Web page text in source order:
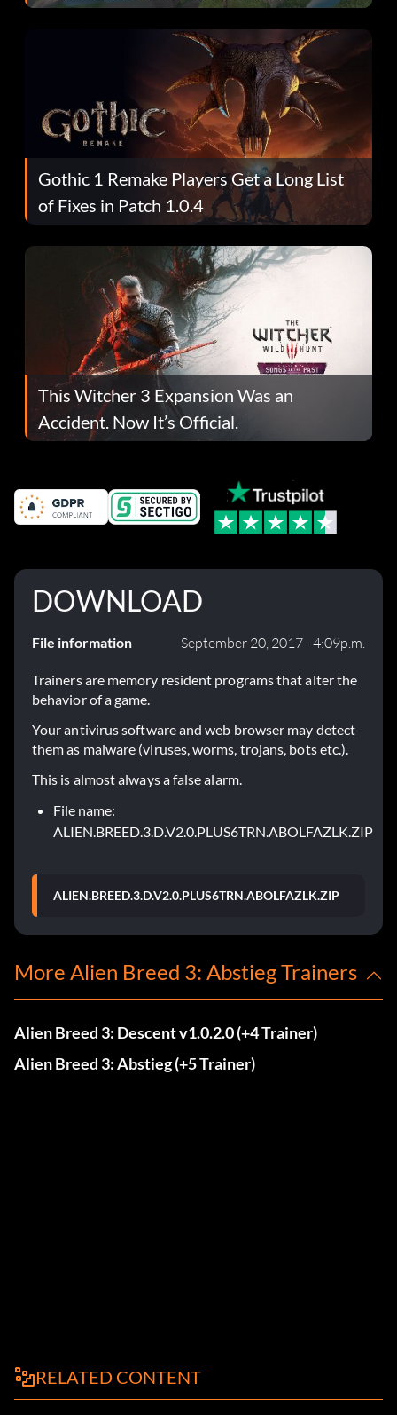
Gothic 1 Remake Players Get a Long List
of Fixes in Patch 1.0.4
This Witcher 3 Expansion Was an
Accident. Now It’s Official.
DOWNLOAD
File information September 20, 2017 - 4:09p.m.
Trainers are memory resident programs that alter the
behavior of a game.
Your antivirus software and web browser may detect
them as malware (viruses, worms, trojans, bots etc.).
This is almost always a false alarm.
File name:
ALIEN.BREED.3.D.V2.0.PLUS6TRN.ABOLFAZLK.ZIP
ALIEN.BREED.3.D.V2.0.PLUS6TRN.ABOLFAZLK.ZIP
More Alien Breed 3: Abstieg Trainers
Alien Breed 3: Descent v1.0.2.0 (+4 Trainer)
Alien Breed 3: Abstieg (+5 Trainer)
RELATED CONTENT